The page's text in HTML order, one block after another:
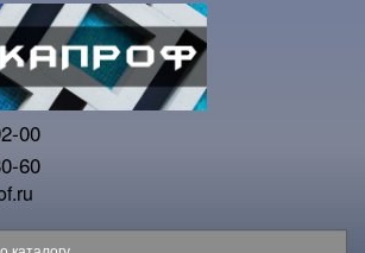
00
60